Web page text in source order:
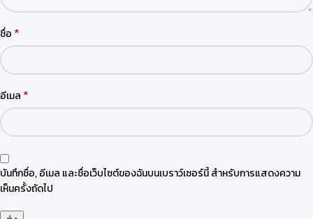
ชื่อ *
อีเมล *
บันทึกชื่อ, อีเมล และชื่อเว็บไซต์ของฉันบนเบราว์เซอร์นี้ สำหรับการแสดงความ
เห็นครั้งถัดไป